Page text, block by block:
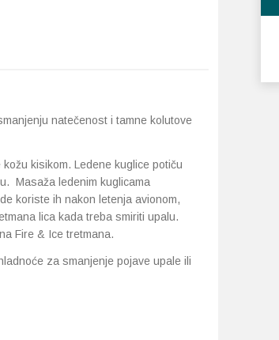
natečenost i tamne kolutove
kisikom. Ledene kuglice potiču
Masaža ledenim kuglicama
koriste ih nakon letenja avionom,
lica kada treba smiriti upalu.
Fire & Ice tretmana.
za smanjenje pojave upale ili